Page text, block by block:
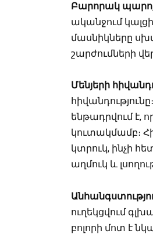
Բարորակ
ականջում
մասնիկները
շարժումների
Մենյերի
ենթադրվում է,
կուտակմամբ։
կտրուկ, ինչի
աղմուկ և
ուղեկցվում
բոլորի մոտ է